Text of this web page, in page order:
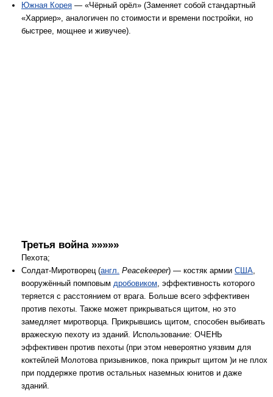
Южная Корея — «Чёрный орёл» (Заменяет собой стандартный
«Харриер», аналогичен по стоимости и времени постройки, но
быстрее, мощнее и живучее).
Третья война »»»»»
Пехота;
Солдат-Миротворец (англ. Peacekeeper) — костяк армии США,
вооружённый помповым дробовиком, эффективность которого
теряется с расстоянием от врага. Больше всего эффективен
против пехоты. Также может прикрываться щитом, но это
замедляет миротворца. Прикрывшись щитом, способен выбивать
вражескую пехоту из зданий. Использование: ОЧЕНЬ
эффективен против пехоты (при этом невероятно уязвим для
коктейлей Молотова призывников, пока прикрыт щитом )и не плох
при поддержке против остальных наземных юнитов и даже
зданий.